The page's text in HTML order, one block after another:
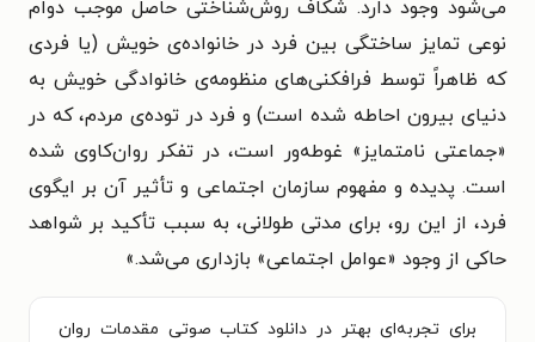
می‌شود وجود دارد. شکاف روش‌شناختی حاصل موجب دوام
نوعی تمایز ساختگی بین فرد در خانواده‌ی خویش (یا فردی
که ظاهراً توسط فرافکنی‌های منظومه‌ی خانوادگی خویش به
دنیای بیرون احاطه شده است) و فرد در توده‌ی مردم، که در
«جماعتی نامتمایز» غوطه‌ور است، در تفکر روان‌کاوی شده
است. پدیده و مفهوم سازمان اجتماعی و تأثیر آن بر ایگوی
فرد، از این رو، برای مدتی طولانی، به سبب تأکید بر شواهد
حاکی از وجود «عوامل اجتماعی» بازداری می‌شد.»
برای تجربه‌ای بهتر در دانلود کتاب صوتی مقدمات روان